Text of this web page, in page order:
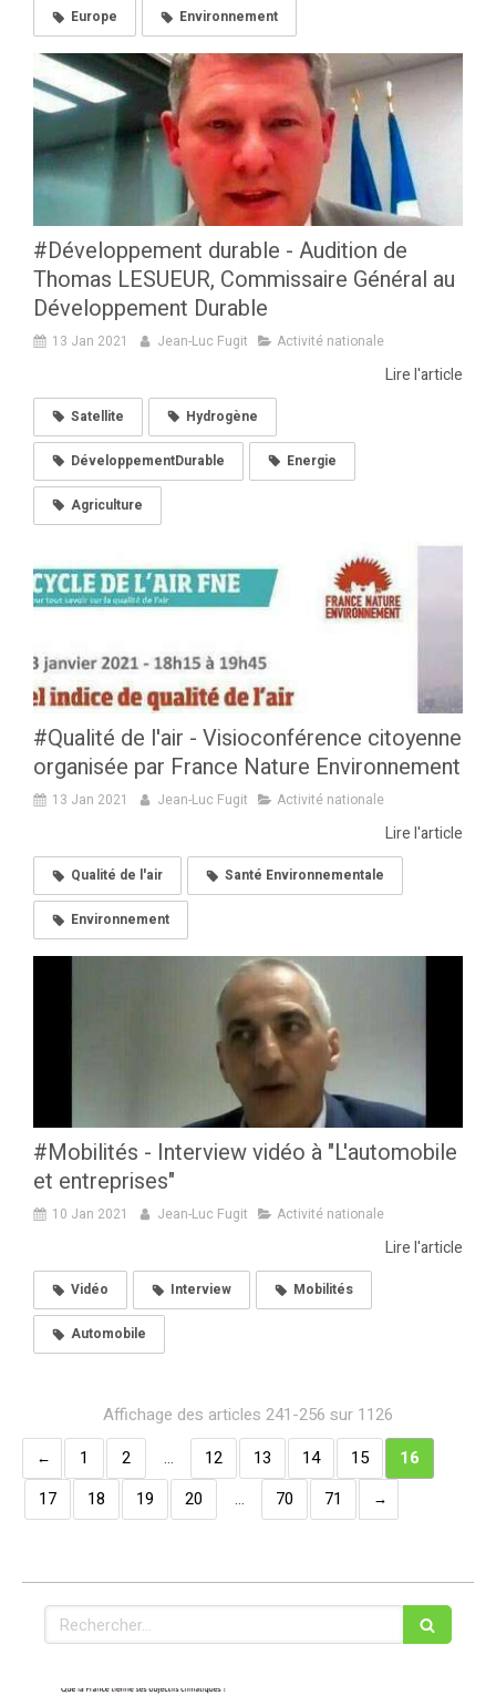
Europe Environnement
#Développement durable - Audition de
Thomas LESUEUR, Commissaire Général au
Développement Durable
13 Jan 2021 Jean-Luc Fugit Activité nationale
Lire l'article
Satellite Hydrogène
DéveloppementDurable Energie
Agriculture
#Qualité de l'air - Visioconférence citoyenne
organisée par France Nature Environnement
13 Jan 2021 Jean-Luc Fugit Activité nationale
Lire l'article
Qualité de l'air Santé Environnementale
Environnement
#Mobilités - Interview vidéo à "L'automobile
et entreprises"
10 Jan 2021 Jean-Luc Fugit Activité nationale
Lire l'article
Vidéo Interview Mobilités
Automobile
Affichage des articles 241-256 sur 1126
1
2 … 12 13 14 15
16
17
18 19 20 … 70 71
Rechercher